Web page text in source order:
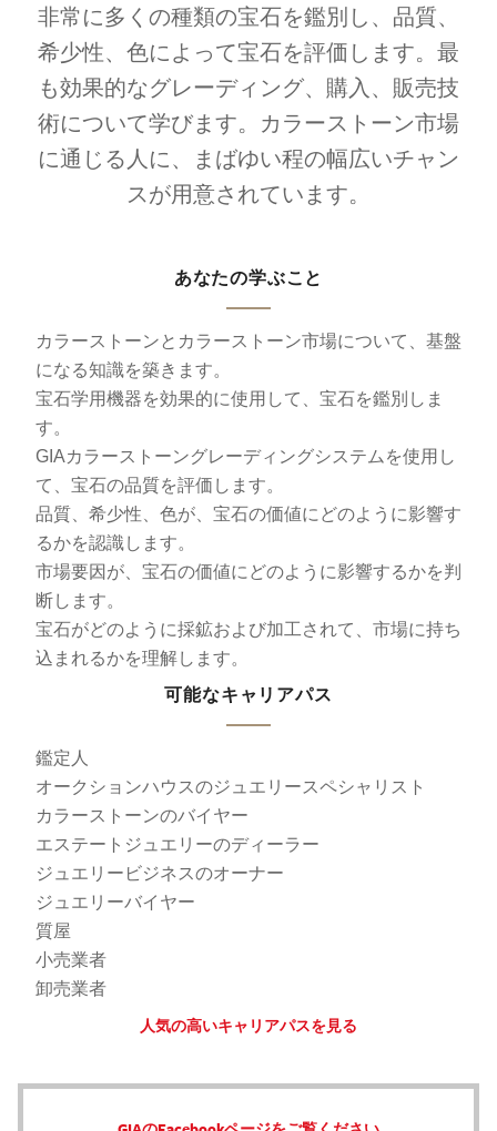
非常に多くの種類の宝石を鑑別し、品質、
希少性、色によって宝石を評価します。最
も効果的なグレーディング、購入、販売技
術について学びます。カラーストーン市場
に通じる人に、まばゆい程の幅広いチャン
スが用意されています。
あなたの学ぶこと
カラーストーンとカラーストーン市場について、基盤
になる知識を築きます。
宝石学用機器を効果的に使用して、宝石を鑑別しま
す。
GIAカラーストーングレーディングシステムを使用し
て、宝石の品質を評価します。
品質、希少性、色が、宝石の価値にどのように影響す
るかを認識します。
市場要因が、宝石の価値にどのように影響するかを判
断します。
宝石がどのように採鉱および加工されて、市場に持ち
込まれるかを理解します。
可能なキャリアパス
鑑定人
オークションハウスのジュエリースペシャリスト
カラーストーンのバイヤー
エステートジュエリーのディーラー
ジュエリービジネスのオーナー
ジュエリーバイヤー
質屋
小売業者
卸売業者
人気の高いキャリアパスを見る